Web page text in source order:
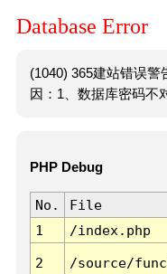
Database Error
(1040) 365建站错误
因：1、数据库密码不
PHP Debug
No. File
1
/index.php
2 /source/